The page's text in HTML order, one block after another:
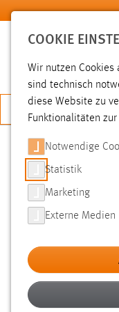
Zum Hauptinhalt springen
Hochschule Aktuelles
DER
27.07.2018
Erst die
dem erfolgreich
COOKIE
Wir nutzen Cookies
sind technisch
diese Website zu
Funktionalitäten
Notwendige
Statistik
Marketing
Externe Medien